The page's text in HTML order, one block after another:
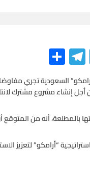
Li
n
ke
dI
n
Te
le
gr
m
S
h
ar
e
السعودية تجري
أجل إنشاء مشروع مشترك
بالمطلعة، أنه من
“أرامكو” لتعزيز